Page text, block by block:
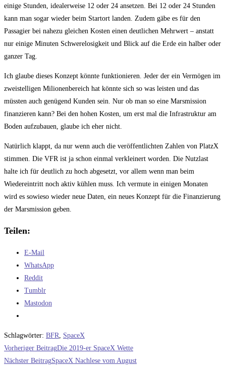
einige Stunden, idealerweise 12 oder 24 ansetzen. Bei 12 oder 24 Stunden
kann man sogar wieder beim Startort landen. Zudem gäbe es für den
Passagier bei nahezu gleichen Kosten einen deutlichen Mehrwert – anstatt
nur einige Minuten Schwerelosigkeit und Blick auf die Erde ein halber oder
ganzer Tag.
Ich glaube dieses Konzept könnte funktionieren. Jeder der ein Vermögen im
zweistelligen Milionenbereich hat könnte sich so was leisten und das
müssten auch genügend Kunden sein. Nur ob man so eine Marsmission
finanzieren kann? Bei den hohen Kosten, um erst mal die Infrastruktur am
Boden aufzubauen, glaube ich eher nicht.
Natürlich klappt, da nur wenn auch die veröffentlichten Zahlen von PlatzX
stimmen. Die VFR ist ja schon einmal verkleinert worden. Die Nutzlast
halte ich für deutlich zu hoch abgesetzt, vor allem wenn man beim
Wiedereintritt noch aktiv kühlen muss. Ich vermute in einigen Monaten
wird es sowieso wieder neue Daten, ein neues Konzept für die Finanzierung
der Marsmission geben.
Teilen:
E-Mail
WhatsApp
Reddit
Tumblr
Mastodon
Schlagwörter: BFR SpaceX
Weitere
Artikel
Vorheriger BeitragDie 2019-er SpaceX Wette
Nächster BeitragSpaceX Nachlese vom August